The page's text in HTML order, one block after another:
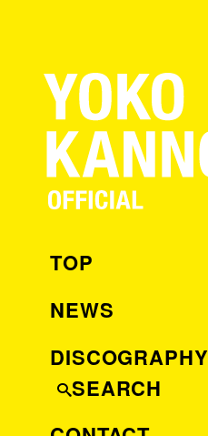
TOP
NEWS
DISCOGRAPHY
SEARCH